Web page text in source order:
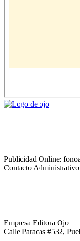
Publicidad Online:
Contacto
Empresa Editora Ojo
Calle Paracas #532,